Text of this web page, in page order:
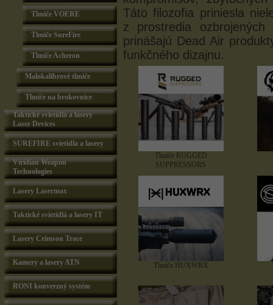
Tlmiče VOERE
Tlmiče SureFire
Tlmiče Acheron
Malokalibrové tlmiče
Tlmiče na brokovnice
Taktické svietidlá a lasery
Laser Devices
SUREFIRE svietidla a lasery
Viridian Weapon
Technologies
Lasery Lasermax
Taktické svietidlá a lasery IT
Lasery Crimson Trace
Kamery a lasery ATN
RONI konverzný systém
Táto filozofia priniesla
z prostredia ozbrojených
prinášajú Dead Air
funkčného dizajnu.
Tlmiče RUGGED
SUPPRESSORS
Tlmiče HUXWRX